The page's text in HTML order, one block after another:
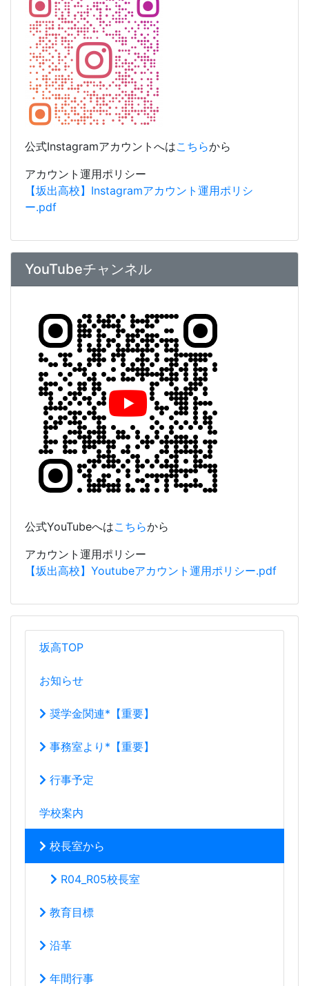
公式Instagramアカウントへはこちらから
アカウント運用ポリシー
【坂出高校】Instagramアカウント運用ポリシ
ー.pdf
YouTubeチャンネル
公式YouTubeへはこちらから
アカウント運用ポリシー
【坂出高校】Youtubeアカウント運用ポリシー.pdf
坂高TOP
お知らせ
奨学金関連*【重要】
事務室より*【重要】
行事予定
学校案内
校長室から
R04_R05校長室
教育目標
沿革
年間行事